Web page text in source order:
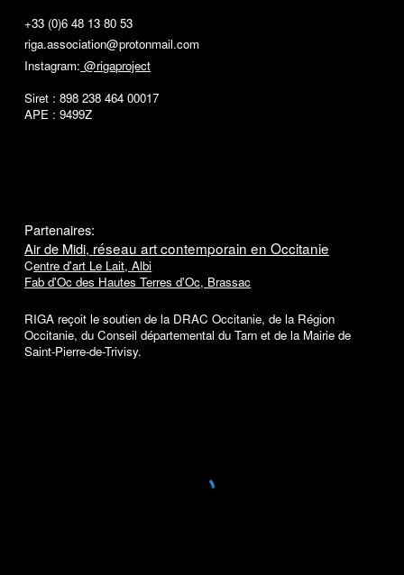
+33 (0)6 48 13 80 53
riga.association@protonmail.com
Instagram: @rigaproject
Siret : 898 238 464 00017
APE : 9499Z
Partenaires:
Air de Midi, réseau art contemporain en Occitanie
Centre d'art Le Lait, Albi
Fab d'Oc des Hautes Terres d'Oc, Brassac
RIGA reçoit le soutien de la DRAC Occitanie, de la Région
Occitanie, du Conseil départemental du Tarn et de la Mairie de
Saint-Pierre-de-Trivisy.